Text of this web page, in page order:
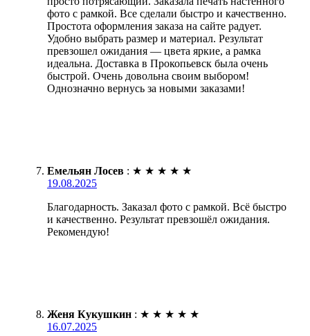
фото с рамкой. Все сделали быстро и качественно.
Простота оформления заказа на сайте радует.
Удобно выбрать размер и материал. Результат
превзошел ожидания — цвета яркие, а рамка
идеальна. Доставка в Прокопьевск была очень
быстрой. Очень довольна своим выбором!
Однозначно вернусь за новыми заказами!
Емельян Лосев : ★ ★ ★ ★ ★
19.08.2025
Благодарность. Заказал фото с рамкой. Всё быстро
и качественно. Результат превзошёл ожидания.
Рекомендую!
Женя Кукушкин : ★ ★ ★ ★ ★
16.07.2025